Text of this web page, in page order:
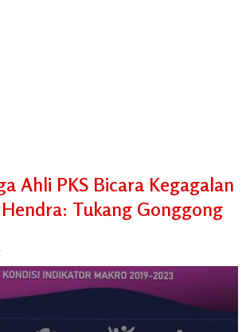
Ahli PKS Bicara Kegagalan
Tukang Gonggong